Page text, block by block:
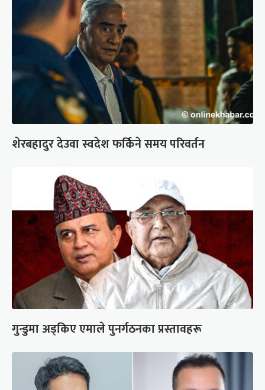
शेरबहादुर देउवा स्वदेश फर्किने समय परिवर्तन
गुन्डुमा अड्किए एमाले पुनर्गठनका प्रस्तावहरू